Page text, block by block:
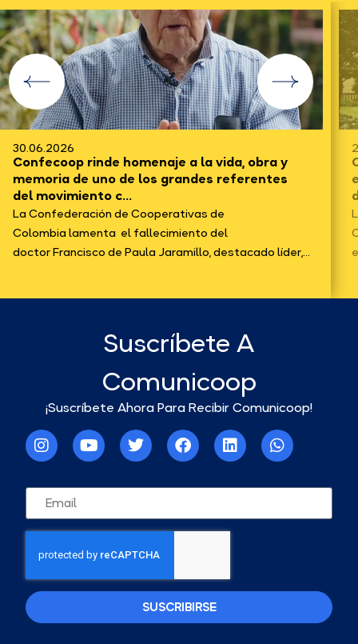
30.06.2026
Confecoop rinde homenaje a la vida, obra y
memoria de uno de los grandes referentes
del movimiento c...
La Confederación de Cooperativas de
Colombia lamenta el fallecimiento del
doctor Francisco de Paula Jaramillo, destacado líder,...
Suscríbete A
Comunicoop
¡Suscríbete Ahora Para Recibir Comunicoop!
SUSCRIBIRSE